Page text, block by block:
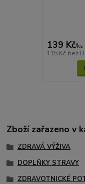
139 Kč/ks
115 Kč bez
Zboží zařazeno v
ZDRAVÁ VÝŽIVA
DOPLŇKY STRAVY
ZDRAVOTNICKÉ